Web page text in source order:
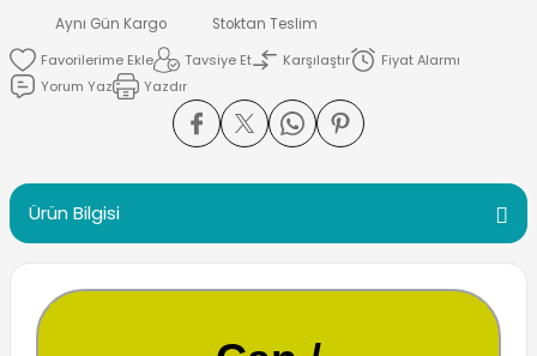
Aynı Gün Kargo
Stoktan Teslim
Tavsiye Et
Karşılaştır
Fiyat Alarmı
Yorum Yaz
Yazdır
Ürün Bilgisi